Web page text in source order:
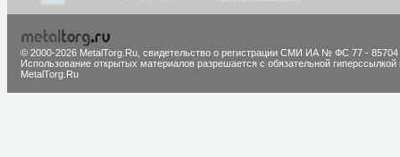
© 2000-2026 MetalTorg.Ru, cвидетельство о регистрации СМИ ИА № ФС 77 - 85704
Использование открытых материалов разрешается с обязательной гиперссылкой
MetalTorg.Ru